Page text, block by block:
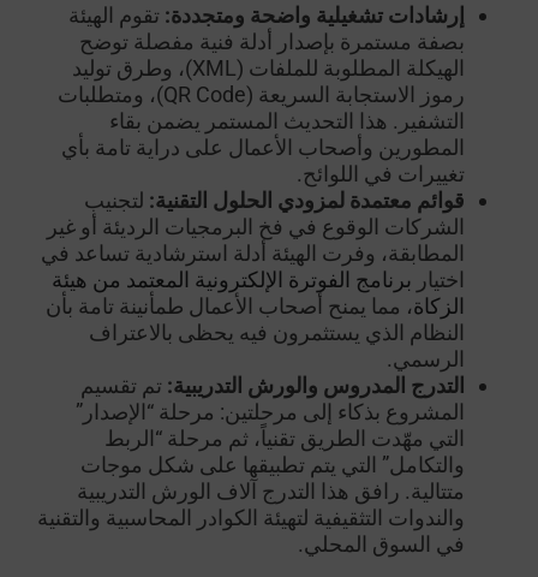
إرشادات تشغيلية واضحة ومتجددة: تقوم الهيئة
بصفة مستمرة بإصدار أدلة فنية مفصلة توضح
الهيكلة المطلوبة للملفات (XML)، وطرق توليد
رموز الاستجابة السريعة (QR Code)، ومتطلبات
التشفير. هذا التحديث المستمر يضمن بقاء
المطورين وأصحاب الأعمال على دراية تامة بأي
تغييرات في اللوائح.
قوائم معتمدة لمزودي الحلول التقنية: لتجنيب
الشركات الوقوع في فخ البرمجيات الرديئة أو غير
المطابقة، وفرت الهيئة أدلة استرشادية تساعد في
اختيار برنامج الفوترة الإلكترونية المعتمد من هيئة
الزكاة، مما يمنح أصحاب الأعمال طمأنينة تامة بأن
النظام الذي يستثمرون فيه يحظى بالاعتراف
الرسمي.
التدرج المدروس والورش التدريبية: تم تقسيم
المشروع بذكاء إلى مرحلتين: مرحلة “الإصدار”
التي مهّدت الطريق تقنياً، ثم مرحلة “الربط
والتكامل” التي يتم تطبيقها على شكل موجات
متتالية. رافق هذا التدرج آلاف الورش التدريبية
والندوات التثقيفية لتهيئة الكوادر المحاسبية والتقنية
في السوق المحلي.